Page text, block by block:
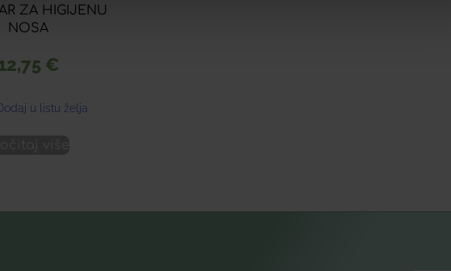
ZA HIGIJENU
NOSA
€
u listu želja